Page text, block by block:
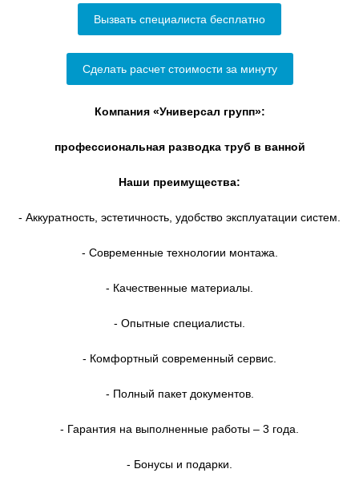
Вызвать специалиста бесплатно
Сделать расчет стоимости за минуту
Компания «Универсал групп»:
профессиональная разводка труб в ванной
Наши преимущества:
- Аккуратность, эстетичность, удобство эксплуатации систем.
- Современные технологии монтажа.
- Качественные материалы.
- Опытные специалисты.
- Комфортный современный сервис.
- Полный пакет документов.
- Гарантия на выполненные работы – 3 года.
- Бонусы и подарки.